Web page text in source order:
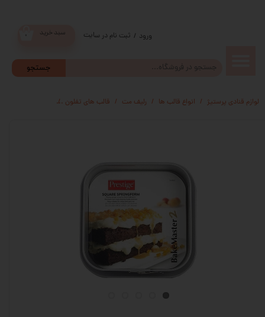
جستجو
سبد خرید ورود / ثبت نام در سایت
سفارشات
خروج از
حساب
کاربری
لوازم قنادی پرستیژ انواع قالب ها رلیف مت قالب های تفلون